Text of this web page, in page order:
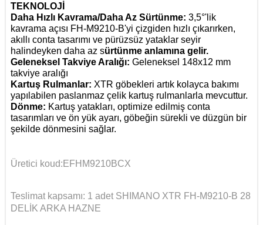
TEKNOLOJİ
Daha Hızlı Kavrama/Daha Az Sürtünme: 3,5°'lik
kavrama açısı FH-M9210-B'yi çizgiden hızlı çıkarırken,
akıllı conta tasarımı ve pürüzsüz yataklar seyir
halindeyken daha az sürtünme anlamına gelir.
Geleneksel Takviye Aralığı: Geleneksel 148x12 mm
takviye aralığı
Kartuş Rulmanlar: XTR göbekleri artık kolayca bakımı
yapılabilen paslanmaz çelik kartuş rulmanlarla mevcuttur.
Dönme: Kartuş yatakları, optimize edilmiş conta
tasarımları ve ön yük ayarı, göbeğin sürekli ve düzgün bir
şekilde dönmesini sağlar.
Üretici koud:EFHM9210BCX
Teslimat kapsamı: 1 adet SHIMANO XTR FH-M9210-B 28
DELİK ARKA HAZNE